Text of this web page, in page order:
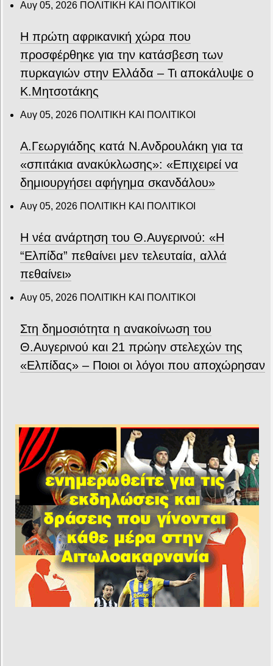
Αυγ 05, 2026 ΠΟΛΙΤΙΚΗ ΚΑΙ ΠΟΛΙΤΙΚΟΙ
Η πρώτη αφρικανική χώρα που
προσφέρθηκε για την κατάσβεση των
πυρκαγιών στην Ελλάδα – Τι αποκάλυψε ο
Κ.Μητσοτάκης
Αυγ 05, 2026 ΠΟΛΙΤΙΚΗ ΚΑΙ ΠΟΛΙΤΙΚΟΙ
Α.Γεωργιάδης κατά Ν.Ανδρουλάκη για τα
«σπιτάκια ανακύκλωσης»: «Επιχειρεί να
δημιουργήσει αφήγημα σκανδάλου»
Αυγ 05, 2026 ΠΟΛΙΤΙΚΗ ΚΑΙ ΠΟΛΙΤΙΚΟΙ
Η νέα ανάρτηση του Θ.Αυγερινού: «Η
“Ελπίδα” πεθαίνει μεν τελευταία, αλλά
πεθαίνει»
Αυγ 05, 2026 ΠΟΛΙΤΙΚΗ ΚΑΙ ΠΟΛΙΤΙΚΟΙ
Στη δημοσιότητα η ανακοίνωση του
Θ.Αυγερινού και 21 πρώην στελεχών της
«Ελπίδας» – Ποιοι οι λόγοι που αποχώρησαν